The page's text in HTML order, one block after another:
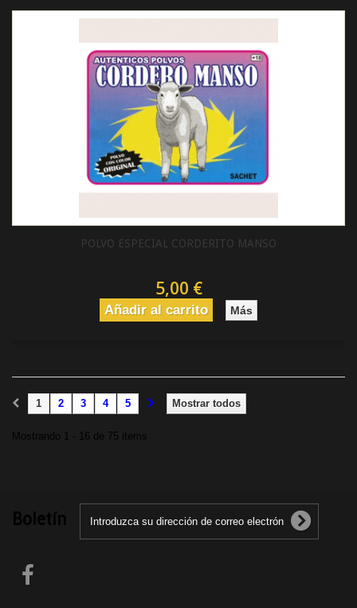
POLVO ESPECIAL CORDERITO MANSO
5,00 €
Añadir al carrito Más
Mostrar todos
1 2 3 4 5
Mostrando 1 - 16 de 75 items
Boletín